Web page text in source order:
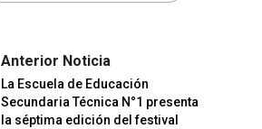
Anterior Noticia
La Escuela de Educación
Secundaria Técnica N°1 presenta
la séptima edición del festival